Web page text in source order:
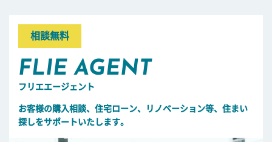
相談無料
FLIE AGENT
フリエエージェント
お客様の購入相談、住宅ローン、リノベーション等、住まい
探しをサポートいたします。